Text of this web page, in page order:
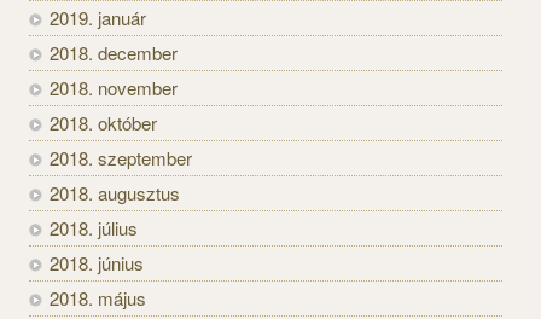
2019. január
2018. december
2018. november
2018. október
2018. szeptember
2018. augusztus
2018. július
2018. június
2018. május